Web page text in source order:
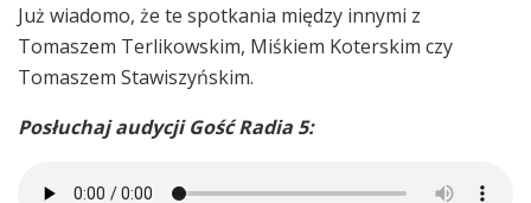
Już wiadomo, że te spotkania między innymi z
Tomaszem Terlikowskim, Miśkiem Koterskim czy
Tomaszem Stawiszyńskim.
Posłuchaj audycji Gość Radia 5: